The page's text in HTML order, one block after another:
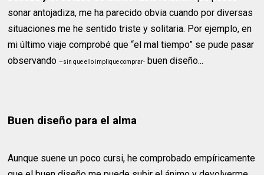
sonar antojadiza, me ha parecido obvia cuando por diversas
situaciones me he sentido triste y solitaria. Por ejemplo, en
mi último viaje comprobé que “el mal tiempo” se pude pasar
observando–sin que ello implique comprar- buen diseño...
Buen diseño para el alma
Aunque suene un poco cursi, he comprobado empíricamente